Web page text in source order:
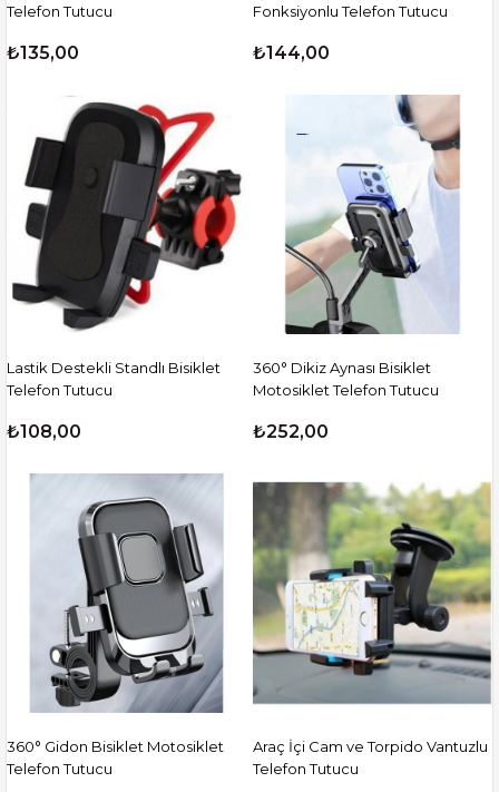
Telefon Tutucu
₺135,00
Fonksiyonlu Telefon Tutucu
₺144,00
Lastik Destekli Standlı Bisiklet
Telefon Tutucu
₺108,00
360° Dikiz Aynası Bisiklet
Motosiklet Telefon Tutucu
₺252,00
360° Gidon Bisiklet Motosiklet
Telefon Tutucu
Araç İçi Cam ve Torpido Vantuzlu
Telefon Tutucu